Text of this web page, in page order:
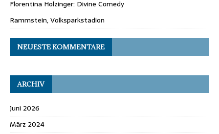
Florentina Holzinger: Divine Comedy
Rammstein, Volksparkstadion
NEUESTE KOMMENTARE
ARCHIV
Juni 2026
März 2024